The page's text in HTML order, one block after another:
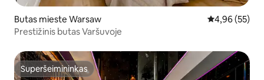
Butas mieste Warsaw Vidutinis
4,96 (55)
Prestižinis butas Varšuvoje
Superšeimininkas
Superšeimininkas